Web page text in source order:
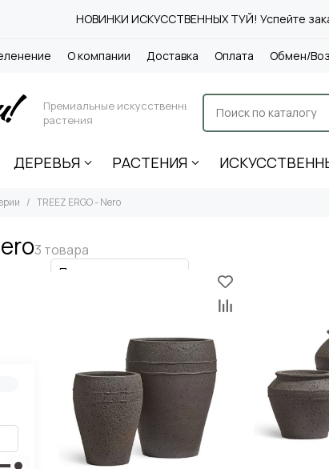
НОВИНКИ ИСКУССТВЕННЫХ ТУЙ! Успейте
О компании Доставка Оплата Обмен/
Премиальные искусственные
растения
ДЕРЕВЬЯ РАСТЕНИЯ
TREEZ ERGO - Nero